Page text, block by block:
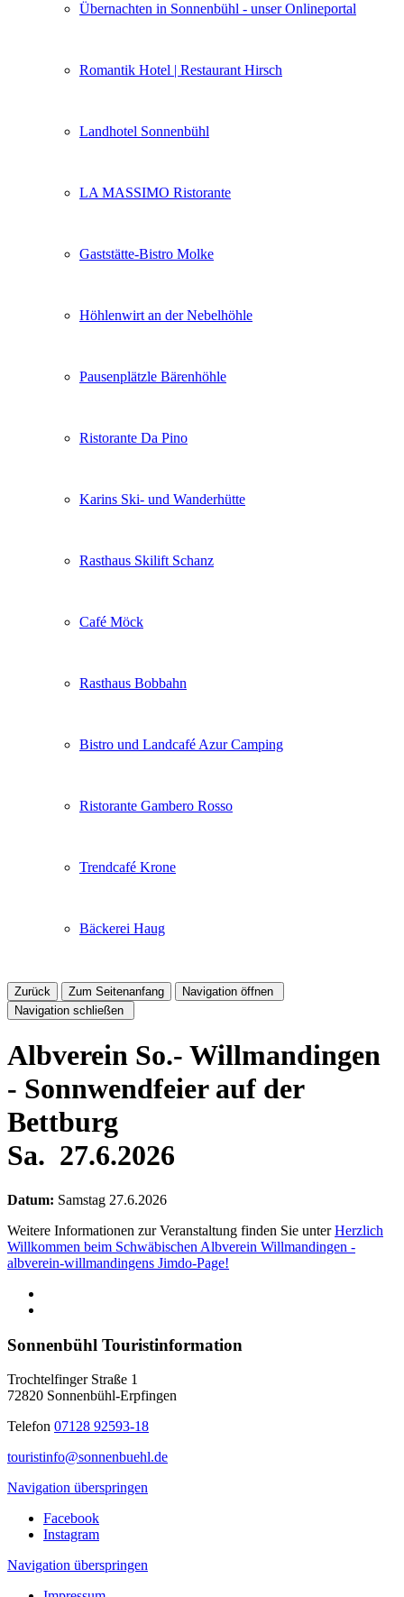
Übernachten in Sonnenbühl - unser Onlineportal
Romantik Hotel | Restaurant Hirsch
Landhotel Sonnenbühl
LA MASSIMO Ristorante
Gaststätte-Bistro Molke
Höhlenwirt an der Nebelhöhle
Pausenplätzle Bärenhöhle
Ristorante Da Pino
Karins Ski- und Wanderhütte
Rasthaus Skilift Schanz
Café Möck
Rasthaus Bobbahn
Bistro und Landcafé Azur Camping
Ristorante Gambero Rosso
Trendcafé Krone
Bäckerei Haug
Zurück Zum Seitenanfang
Navigation öffnen
Navigation schließen
Albverein So.- Willmandingen
- Sonnwendfeier auf der
Bettburg
Sa. 27.6.2026
Datum: Samstag 27.6.2026
Weitere Informationen zur Veranstaltung finden Sie unterHerzlich
Willkommen beim Schwäbischen Albverein Willmandingen -
albverein-willmandingens Jimdo-Page!
Sonnenbühl Touristinformation
Trochtelfinger Straße 1
72820 Sonnenbühl-Erpfingen
Telefon 07128 92593-18
touristinfo@sonnenbuehl.de
Navigation überspringen
Facebook
Instagram
Navigation überspringen